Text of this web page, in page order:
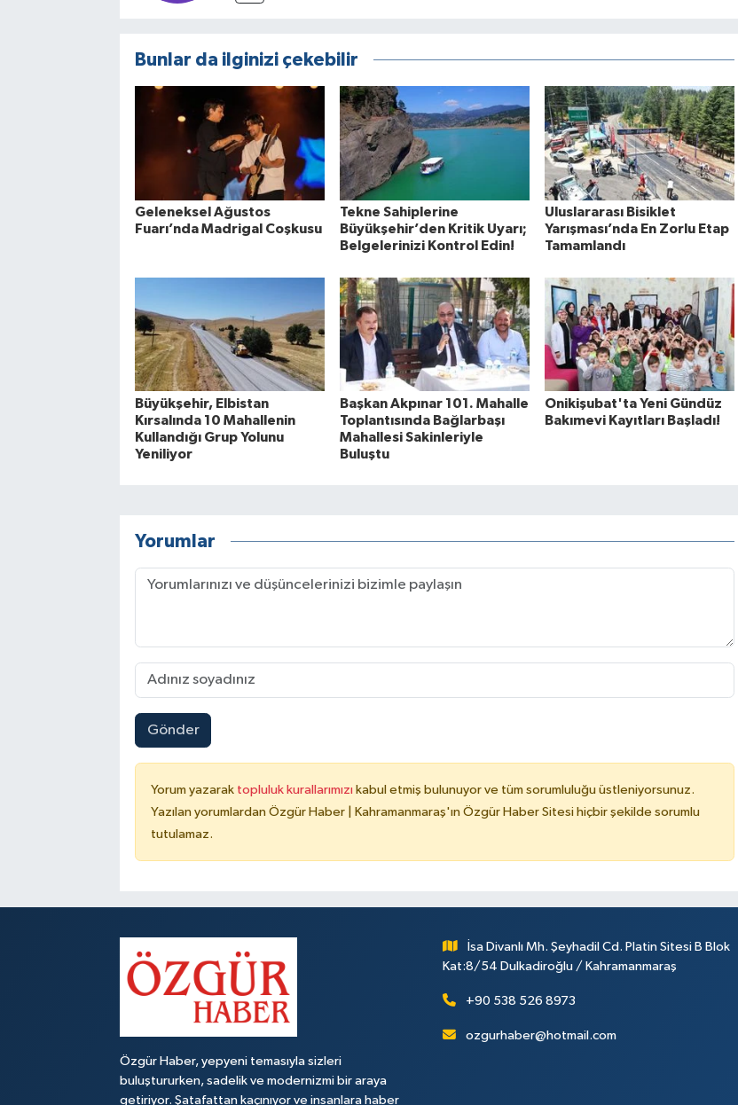
Bunlar da ilginizi çekebilir
Geleneksel Ağustos
Fuarı’nda Madrigal Coşkusu
Tekne Sahiplerine
Büyükşehir’den Kritik Uyarı;
Belgelerinizi Kontrol Edin!
Uluslararası Bisiklet
Yarışması’nda En Zorlu Etap
Tamamlandı
Büyükşehir, Elbistan
Kırsalında 10 Mahallenin
Kullandığı Grup Yolunu
Yeniliyor
Başkan Akpınar 101. Mahalle
Toplantısında Bağlarbaşı
Mahallesi Sakinleriyle
Buluştu
Onikişubat'ta Yeni Gündüz
Bakımevi Kayıtları Başladı!
Yorumlar
Gönder
Yorum yazarak topluluk kurallarımızı kabul etmiş bulunuyor ve tüm sorumluluğu üstleniyorsunuz.
Yazılan yorumlardan Özgür Haber | Kahramanmaraş'ın Özgür Haber Sitesi hiçbir şekilde sorumlu
tutulamaz.
Özgür Haber, yepyeni temasıyla sizleri
buluştururken, sadelik ve modernizmi bir araya
getiriyor. Şatafattan kaçınıyor ve insanlara haber
İsa Divanlı Mh. Şeyhadil Cd. Platin Sitesi B Blok
Kat:8/54 Dulkadiroğlu / Kahramanmaraş
+90 538 526 8973
ozgurhaber@hotmail.com